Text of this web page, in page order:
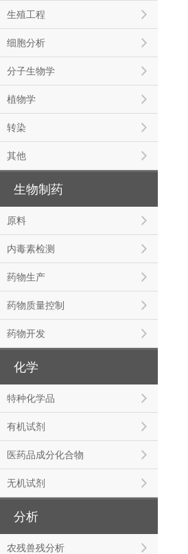
生殖工程
细胞分析
分子生物学
植物学
转染
其他
生物制药
原料
内毒素检测
药物生产
药物质量控制
药物开发
化学
特种化学品
有机试剂
医药品成分化合物
无机试剂
分析
农残兽残分析